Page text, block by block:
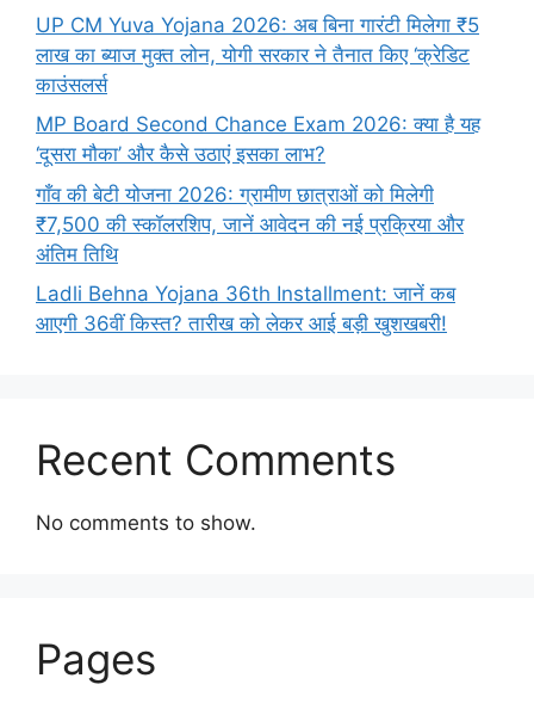
UP CM Yuva Yojana 2026: अब बिना गारंटी मिलेगा ₹5
लाख का ब्याज मुक्त लोन, योगी सरकार ने तैनात किए ‘क्रेडिट
काउंसलर्स
MP Board Second Chance Exam 2026: क्या है यह
‘दूसरा मौका’ और कैसे उठाएं इसका लाभ?
गाँव की बेटी योजना 2026: ग्रामीण छात्राओं को मिलेगी
₹7,500 की स्कॉलरशिप, जानें आवेदन की नई प्रक्रिया और
अंतिम तिथि
Ladli Behna Yojana 36th Installment: जानें कब
आएगी 36वीं किस्त? तारीख को लेकर आई बड़ी खुशखबरी!
Recent Comments
No comments to show.
Pages